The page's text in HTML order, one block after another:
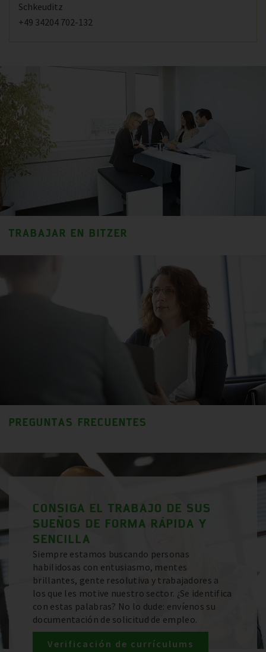
Schkeuditz
+49 34204 702-132
TRABAJAR EN BITZER
PREGUNTAS FRECUENTES
CONSIGA EL TRABAJO DE SUS
SUEÑOS DE FORMA RÁPIDA Y
SENCILLA
Siempre estamos buscando personas
habilidosas con entusiasmo, mentes
brillantes, gente resolutiva y trabajadores a
los que les motive nuestro sector. ¿Se identifica
con estas palabras? No lo dude: envíenos su
documentación de solicitud de empleo.
Verificación de currículums